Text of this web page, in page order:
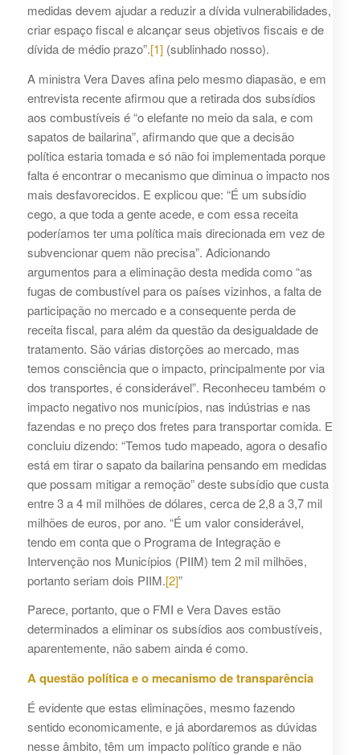
medidas devem ajudar a reduzir a dívida vulnerabilidades,
criar espaço fiscal e alcançar seus objetivos fiscais e de
dívida de médio prazo”.[1](sublinhado nosso).
A ministra Vera Daves afina pelo mesmo diapasão, e em
entrevista recente afirmou que a retirada dos subsídios
aos combustíveis é “o elefante no meio da sala, e com
sapatos de bailarina”, afirmando que que a decisão
política estaria tomada e só não foi implementada porque
falta é encontrar o mecanismo que diminua o impacto nos
mais desfavorecidos. E explicou que: “É um subsídio
cego, a que toda a gente acede, e com essa receita
poderíamos ter uma política mais direcionada em vez de
subvencionar quem não precisa”. Adicionando
argumentos para a eliminação desta medida como “as
fugas de combustível para os países vizinhos, a falta de
participação no mercado e a consequente perda de
receita fiscal, para além da questão da desigualdade de
tratamento. São várias distorções ao mercado, mas
temos consciência que o impacto, principalmente por via
dos transportes, é considerável”. Reconheceu também o
impacto negativo nos municípios, nas indústrias e nas
fazendas e no preço dos fretes para transportar comida. E
concluiu dizendo: “Temos tudo mapeado, agora o desafio
está em tirar o sapato da bailarina pensando em medidas
que possam mitigar a remoção” deste subsídio que custa
entre 3 a 4 mil milhões de dólares, cerca de 2,8 a 3,7 mil
milhões de euros, por ano. “É um valor considerável,
tendo em conta que o Programa de Integração e
Intervenção nos Municípios (PIIM) tem 2 mil milhões,
portanto seriam dois PIIM.[2]”
Parece, portanto, que o FMI e Vera Daves estão
determinados a eliminar os subsídios aos combustíveis,
aparentemente, não sabem ainda é como.
A questão política e o mecanismo de transparência
É evidente que estas eliminações, mesmo fazendo
sentido economicamente, e já abordaremos as dúvidas
nesse âmbito, têm um impacto político grande e não